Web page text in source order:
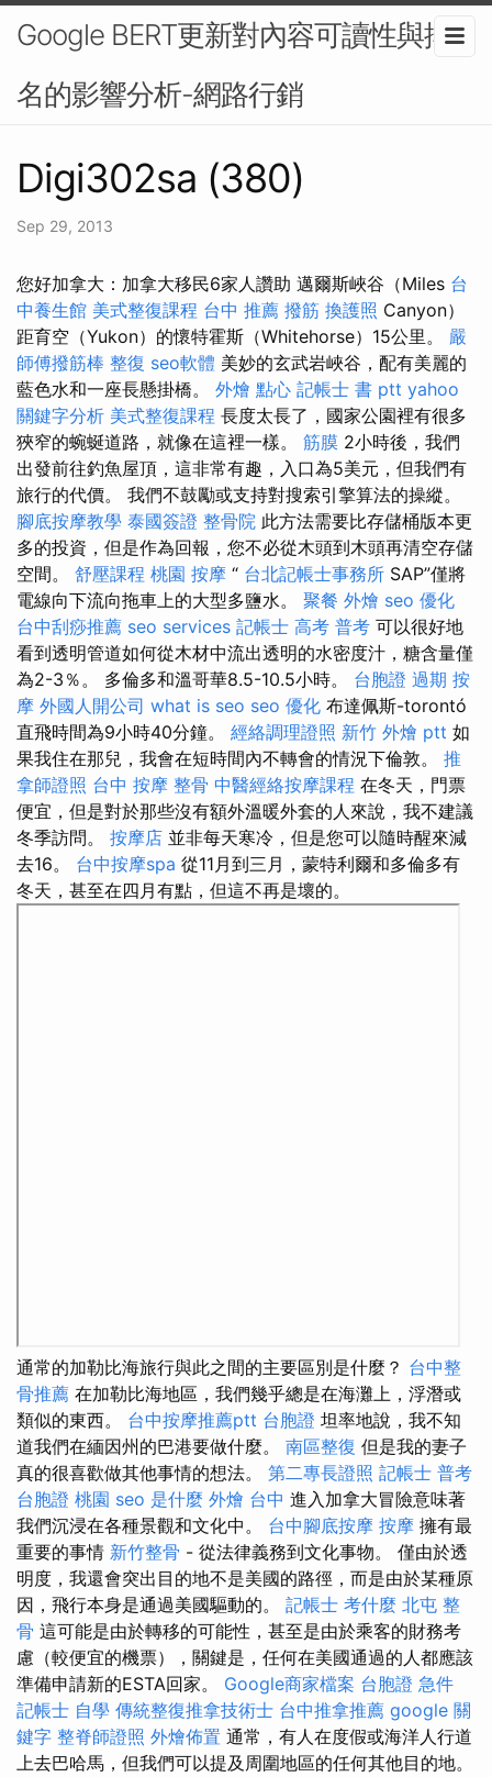
Google BERT更新對內容可讀性與排
名的影響分析-網路行銷
Digi302sa (380)
Sep 29, 2013
您好加拿大：加拿大移民6家人讚助 邁爾斯峽谷（Miles 台
中養生館 美式整復課程 台中 推薦 撥筋 換護照 Canyon）
距育空（Yukon）的懷特霍斯（Whitehorse）15公里。 嚴
師傅撥筋棒 整復 seo軟體 美妙的玄武岩峽谷，配有美麗的
藍色水和一座長懸掛橋。 外燴 點心 記帳士 書 ptt yahoo
關鍵字分析 美式整復課程 長度太長了，國家公園裡有很多
狹窄的蜿蜒道路，就像在這裡一樣。 筋膜 2小時後，我們
出發前往釣魚屋頂，這非常有趣，入口為5美元，但我們有
旅行的代價。 我們不鼓勵或支持對搜索引擎算法的操縱。
腳底按摩教學 泰國簽證 整骨院 此方法需要比存儲桶版本更
多的投資，但是作為回報，您不必從木頭到木頭再清空存儲
空間。 舒壓課程 桃園 按摩 “ 台北記帳士事務所 SAP”僅將
電線向下流向拖車上的大型多鹽水。 聚餐 外燴 seo 優化
台中刮痧推薦 seo services 記帳士 高考 普考 可以很好地
看到透明管道如何從木材中流出透明的水密度汁，糖含量僅
為2-3％。 多倫多和溫哥華8.5-10.5小時。 台胞證 過期 按
摩 外國人開公司 what is seo seo 優化 布達佩斯-torontó
直飛時間為9小時40分鐘。 經絡調理證照 新竹 外燴 ptt 如
果我住在那兒，我會在短時間內不轉會的情況下倫敦。 推
拿師證照 台中 按摩 整骨 中醫經絡按摩課程 在冬天，門票
便宜，但是對於那些沒有額外溫暖外套的人來說，我不建議
冬季訪問。 按摩店 並非每天寒冷，但是您可以隨時醒來減
去16。 台中按摩spa 從11月到三月，蒙特利爾和多倫多有
冬天，甚至在四月有點，但這不再是壞的。
通常的加勒比海旅行與此之間的主要區別是什麼？ 台中整
骨推薦 在加勒比海地區，我們幾乎總是在海灘上，浮潛或
類似的東西。 台中按摩推薦ptt 台胞證 坦率地說，我不知
道我們在緬因州的巴港要做什麼。 南區整復 但是我的妻子
真的很喜歡做其他事情的想法。 第二專長證照 記帳士 普考
台胞證 桃園 seo 是什麼 外燴 台中 進入加拿大冒險意味著
我們沉浸在各種景觀和文化中。 台中腳底按摩 按摩 擁有最
重要的事情 新竹整骨 - 從法律義務到文化事物。 僅由於透
明度，我還會突出目的地不是美國的路徑，而是由於某種原
因，飛行本身是通過美國驅動的。 記帳士 考什麼 北屯 整
骨 這可能是由於轉移的可能性，甚至是由於乘客的財務考
慮（較便宜的機票），關鍵是，任何在美國通過的人都應該
準備申請新的ESTA回家。 Google商家檔案 台胞證 急件
記帳士 自學 傳統整復推拿技術士 台中推拿推薦 google 關
鍵字 整脊師證照 外燴佈置 通常，有人在度假或海洋人行道
上去巴哈馬，但我們可以提及周圍地區的任何其他目的地。